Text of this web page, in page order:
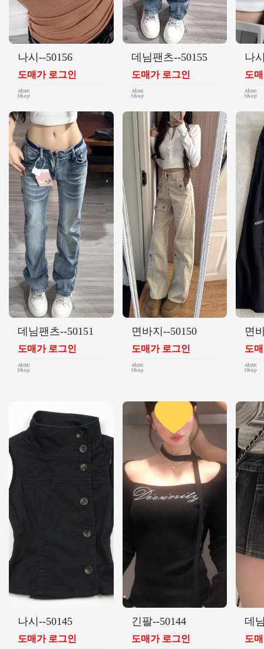
나시--50156
도매가 로그인
데님팬츠--50155
도매가 로그인
나
도
데님팬츠--50151
도매가 로그인
면바지--50150
도매가 로그인
면
도
나시--50145
도매가 로그인
긴팔--50144
도매가 로그인
데
도